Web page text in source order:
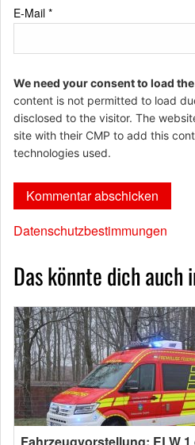
E-Mail *
We need your consent to load
content is not permitted to load
disclosed to the visitor. The
site with their CMP to add this
technologies used.
Datenschutzbestimmungen
Das könnte dich auch